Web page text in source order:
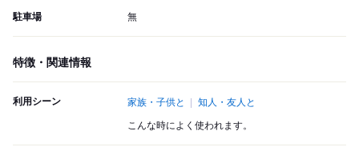
駐車場 無
特徴・関連情報
利用シーン 家族・子供と 知人・友人と
こんな時によく使われます。